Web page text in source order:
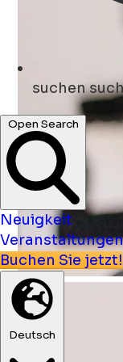
suchen
Open Search
Neuigkeit
Veranstaltungen
Buchen Sie jetzt!
Deutsch